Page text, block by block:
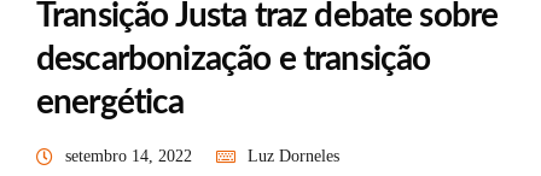
Transição Justa traz debate sobre
descarbonização e transição
energética
setembro 14, 2022
Luz Dorneles